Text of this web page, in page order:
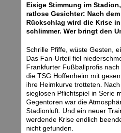
Eisige Stimmung im
ratlose Gesichter: Nach
Rückschlag wird die Krise
schlimmer. Wer bringt den
Schrille Pfiffe, wüste Gesten,
Das Fan-Urteil fiel
Frankfurter Fußballprofis
die TSG Hoffenheim mit
ihre Heimkurve trotteten.
sieglosen Pflichtspiel in Serie
Gegentoren war die
Stadionluft. Und ein neuer
werdende Krise endlich
nicht gefunden.